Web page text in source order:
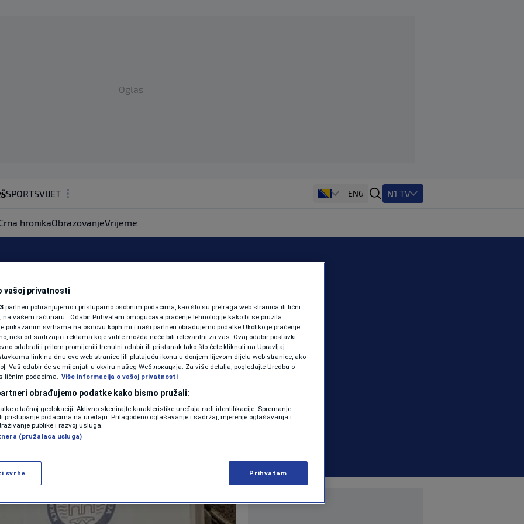
Oglas
SPORTSVIJET
ZDRAVLJE
SHOWBIZ
PODCAST
N1 SPECIJAL
FENOMENI
NEISTRAŽENO
VIRALNO
VIDEO
ENG N1 TV
hronikaObrazovanjeVrijeme
ViK-a ide pod
bio odblokiran
VIJESTI 0 komentara
Više
vašoj privatnosti
partneri pohranjujemo i pristupamo osobnim podacima, kao što su pretraga web stranica ili lični
na vašem računaru . Odabir Prihvatam omogućava praćenje tehnologije kako bi se pružila
prikazanim svrhama na osnovu kojih mi i naši partneri obrađujemo podatke Ukoliko je praćenje
neki od sadržaja i reklama koje vidite možda neće biti relevantni za vas. Ovaj odabir postavki
odabrati i pritom promijeniti trenutni odabir ili pristanak tako što ćete kliknuti na Upravljaj
link na dnu ove web stranice [ili plutajuću ikonu u donjem lijevom dijelu web stranice, ako
Vaš odabir će se mijenjati u okviru našeg Wеб локација. Za više detalja, pogledajte Uredbu o
ličnim podacima. Više informacija o vašoj privatnosti
obrađujemo podatke kako bismo pružali:
o tačnoj geolokaciji. Aktivno skenirajte karakteristike uređaja radi identifikacije. Spremanje
pristupanje podacima na uređaju. Prilagođeno oglašavanje i sadržaj, mjerenje oglašavanja i
publike i razvoj usluga.
(pružalaca usluga)
svrhe Prihvatam